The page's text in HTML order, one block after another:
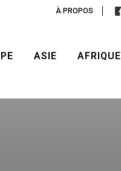
À PROPOS
ASIE AFRIQUE